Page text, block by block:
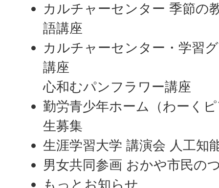
カルチャーセンター 季節の
語講座
カルチャーセンター・学習
講座
心和むパンフラワー講座
勤労青少年ホーム（わーく
生募集
生涯学習大学 講演会 人工知
男女共同参画 おかや市民の
もっとお知らせ